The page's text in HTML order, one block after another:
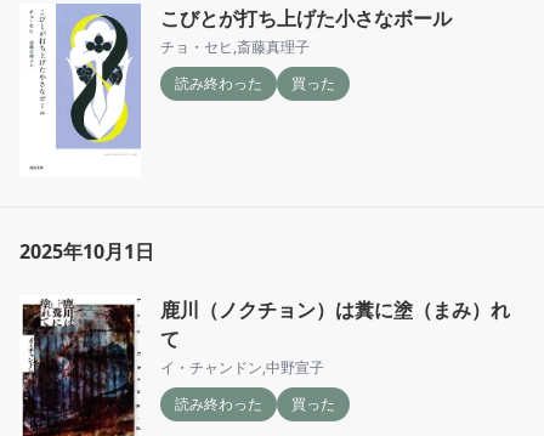
こびとが打ち上げた小さなボール
チョ・セヒ,斎藤真理子
読み終わった
買った
2025年10月1日
鹿川（ノクチョン）は糞に塗（まみ）れ
て
イ・チャンドン,中野宣子
読み終わった
買った